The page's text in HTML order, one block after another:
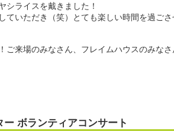
シライスを戴きました！
ていただき（笑）とても楽しい時間を過ごさ
ご来場のみなさん、フレイムハウスのみな
ボランティアコンサート